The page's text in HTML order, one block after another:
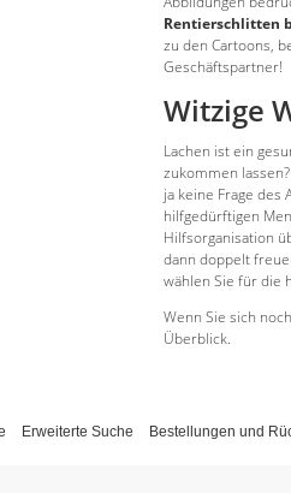
Rentierschlitten
zu den Cartoons,
Geschäftspartner!
Witzige
Lachen ist ein
zukommen
ja keine Frage
hilfgedürftigen
Hilfsorganisation
dann doppelt
wählen Sie für die
Wenn Sie sich
Überblick.
Erweiterte Suche Bestellungen und